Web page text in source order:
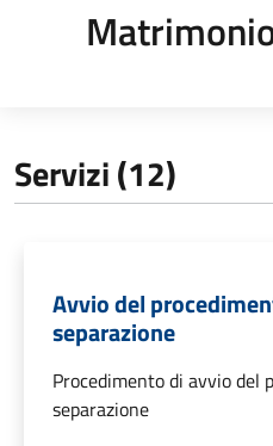
Servizi (12)
Avvio del
separazione
Procedimento di avvio del
separazione